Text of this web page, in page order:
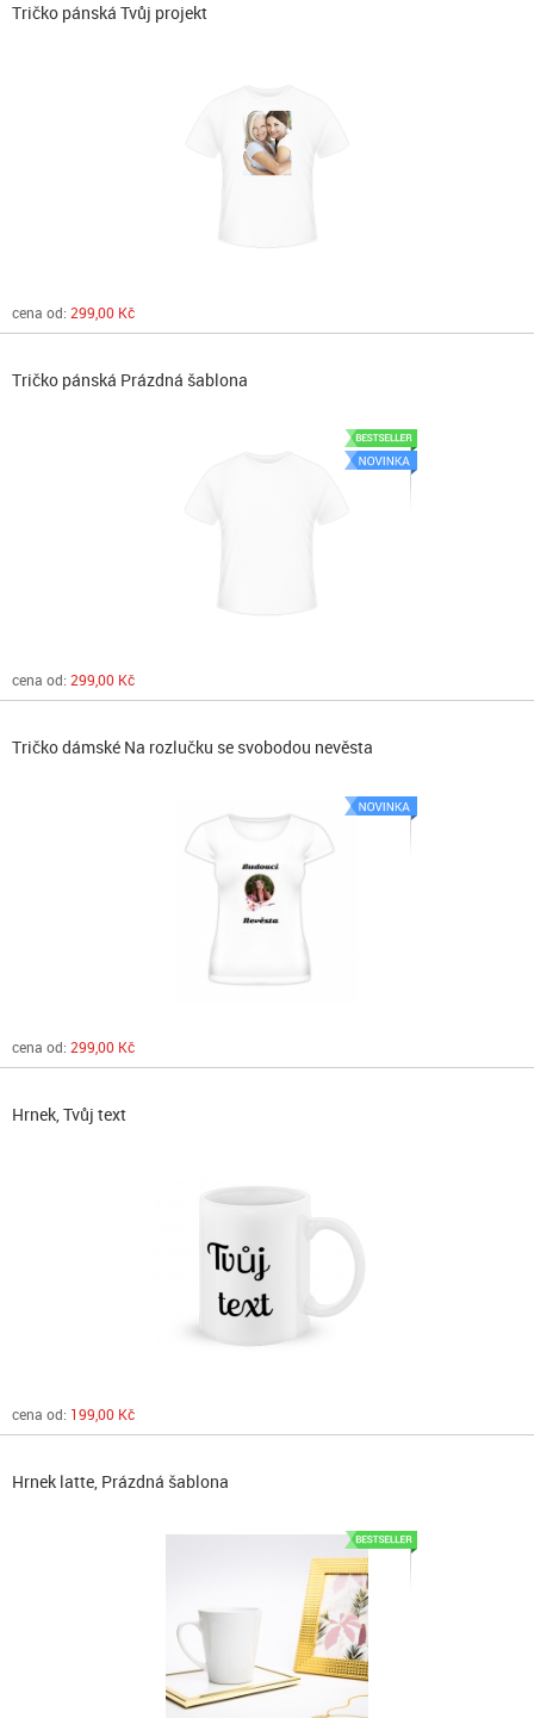
Tričko pánská Tvůj projekt
cena od: 299,00 Kč
Tričko pánská Prázdná šablona
cena od: 299,00 Kč
Tričko dámské Na rozlučku se svobodou nevěsta
cena od: 299,00 Kč
Hrnek, Tvůj text
cena od: 199,00 Kč
Hrnek latte, Prázdná šablona